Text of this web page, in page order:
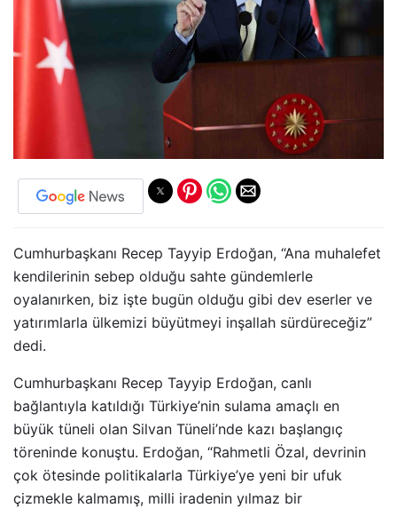
Cumhurbaşkanı Recep Tayyip Erdoğan, “Ana muhalefet
kendilerinin sebep olduğu sahte gündemlerle
oyalanırken, biz işte bugün olduğu gibi dev eserler ve
yatırımlarla ülkemizi büyütmeyi inşallah sürdüreceğiz”
dedi.
Cumhurbaşkanı Recep Tayyip Erdoğan, canlı
bağlantıyla katıldığı Türkiye’nin sulama amaçlı en
büyük tüneli olan Silvan Tüneli’nde kazı başlangıç
töreninde konuştu. Erdoğan, “Rahmetli Özal, devrinin
çok ötesinde politikalarla Türkiye’ye yeni bir ufuk
çizmekle kalmamış, milli iradenin yılmaz bir